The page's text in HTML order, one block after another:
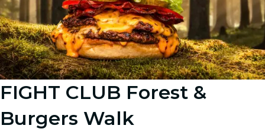
FIGHT CLUB Forest &
Burgers Walk